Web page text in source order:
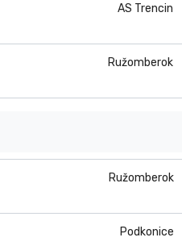
AS Trencin
Ružomberok
Ružomberok
Podkonice